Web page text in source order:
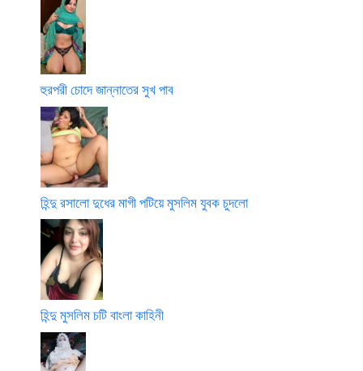
হুরপরী চোদে জান্নাতের সুখ পাব
হিন্দু রসালো দুধের মাগী পটিয়ে মুসলিম যুবক চুদলো
হিন্দু মুসলিম চটি বাংলা কাহিনী